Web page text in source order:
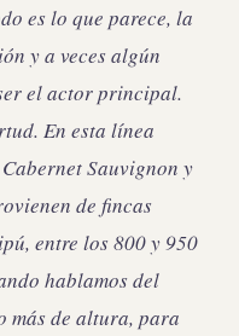
es lo que parece, la
y a veces algún
el actor principal.
En esta línea
Sauvignon y
de fincas
entre los 800 y 950
hablamos del
más de altura, para